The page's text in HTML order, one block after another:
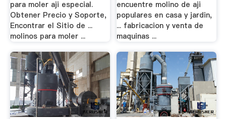
para moler aji especial.
Obtener Precio y Soporte,
Encontrar el Sitio de ...
molinos para moler ...
encuentre molino de aji
populares en casa y jardin,
... fabricacion y venta de
maquinas ...